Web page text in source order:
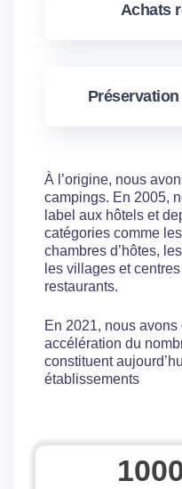
Achats
À l’origine, nous
campings. En 2005,
label aux hôtels et
catégories comme
chambres d’hôtes,
les villages et
restaurants.
En 2021, nous
accélération du
constituent
établissements